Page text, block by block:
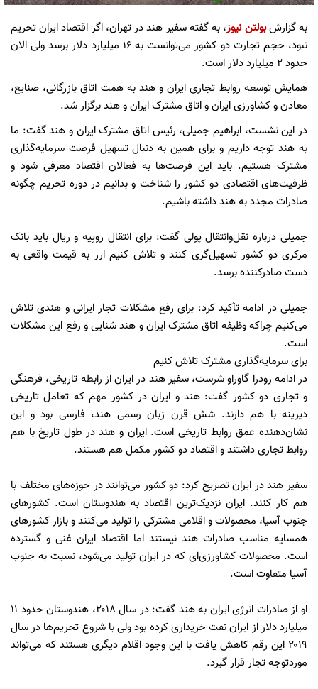
به گزارشبولتن نیوز، به‌ گفته سفیر هند در تهران، اگر اقتصاد ایران تحریم
نبود، حجم تجارت دو کشور می‌توانست به ۱۶ میلیارد دلار برسد ولی الان
حدود ۲ میلیارد دلار است.
همایش توسعه روابط تجاری ایران و هند به همت اتاق بازرگانی، صنایع،
معادن و کشاورزی ایران و اتاق مشترک ایران و هند برگزار شد.
در این نشست، ابراهیم جمیلی، رئیس اتاق مشترک ایران و هند گفت: ما
به هند توجه داریم و برای همین به دنبال تسهیل فرصت سرمایه‌گذاری
مشترک هستیم. باید این فرصت‌ها به فعالان اقتصاد معرفی شود و
ظرفیت‌های اقتصادی دو کشور را شناخت و بدانیم در دوره تحریم چگونه
صادرات مجدد به هند داشته باشیم.
جمیلی درباره نقل‌وانتقال پولی گفت: برای انتقال روپیه و ریال باید بانک
مرکزی دو کشور تسهیل‌گری کنند و تلاش کنیم ارز به قیمت واقعی به
دست صادرکننده برسد.
جمیلی در ادامه تأکید کرد: برای رفع مشکلات تجار ایرانی و هندی تلاش
می‌کنیم چراکه وظیفه اتاق مشترک ایران و هند شنایی و رفع این مشکلات
است.
برای سرمایه‌گذاری مشترک تلاش کنیم
در ادامه رودرا گاوراو شرست، سفیر هند در ایران از رابطه تاریخی، فرهنگی
و تجاری دو کشور گفت: هند و ایران در کشور مهم که تعامل تاریخی
دیرینه با هم دارند. شش قرن زبان رسمی هند، فارسی بود و این
نشان‌دهنده عمق روابط تاریخی است. ایران و هند در طول تاریخ با هم
روابط تجاری داشتند و اقتصاد دو کشور مکمل هم هستند.
سفیر هند در ایران تصریح کرد: دو کشور می‌توانند در حوزه‌های مختلف با
هم کار کنند. ایران نزدیک‌ترین اقتصاد به هندوستان است. کشورهای
جنوب آسیا، محصولات و اقلامی مشترکی را تولید می‌کنند و بازار کشورهای
همسایه مناسب صادرات هند نیستند اما اقتصاد ایران غنی و گسترده
است. محصولات کشاورزی‌ای که در ایران تولید می‌شود، نسبت به جنوب
آسیا متفاوت است.
او از صادرات انرژی ایران به هند گفت: در سال ۲۰۱۸، هندوستان حدود ۱۱
میلیارد دلار از ایران نفت خریداری کرده بود ولی با شروع تحریم‌ها در سال
۲۰۱۹ این رقم کاهش یافت با این وجود اقلام دیگری هستند که می‌تواند
موردتوجه تجار قرار گیرد.